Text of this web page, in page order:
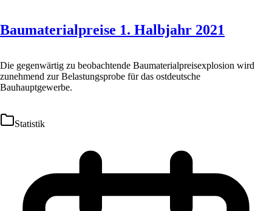
Baumaterialpreise 1. Halbjahr 2021
Die gegenwärtig zu beobachtende Baumaterialpreisexplosion wird
zunehmend zur Belastungsprobe für das ostdeutsche
Bauhauptgewerbe.
Statistik